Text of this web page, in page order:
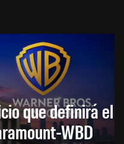
que definirá el
WBD